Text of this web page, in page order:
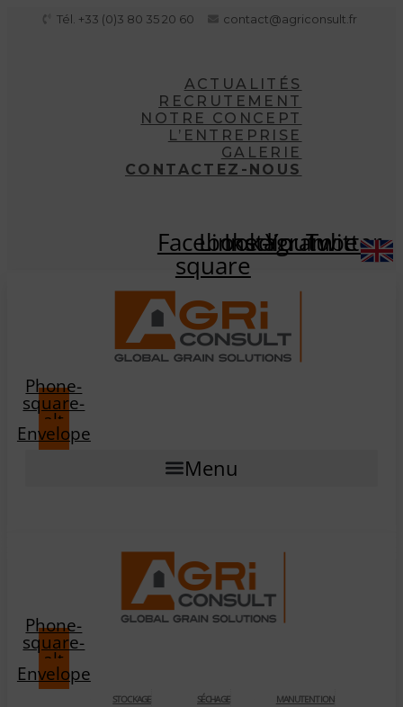
Tél. +33 (0)3 80 35 20 60 contact@agriconsult.fr
ACTUALITÉS
RECRUTEMENT
NOTRE CONCEPT
L’ENTREPRISE
GALERIE
CONTACTEZ-NOUS
Facebook-
square
Linkedin
Instagram
Youtube
Twitter
Phone-
square-
alt
Envelope
Menu
Phone-
square-
alt
Envelope
STOCKAGE SÉCHAGE
MANUTENTION